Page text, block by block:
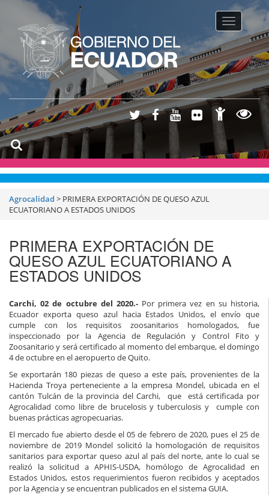
Toggle
Agrocalidad > PRIMERA EXPORTACIÓN DE QUESO AZUL
ECUATORIANO A ESTADOS UNIDOS
PRIMERA EXPORTACIÓN DE
QUESO AZUL ECUATORIANO A
ESTADOS UNIDOS
Carchi, 02 de octubre del 2020.-Por primera vez en su historia,
Ecuador exporta queso azul hacia Estados Unidos, el envío que
cumple con los requisitos zoosanitarios homologados, fue
inspeccionado por la Agencia de Regulación y Control Fito y
Zoosanitario y será certificado al momento del embarque, el domingo
4 de octubre en el aeropuerto de Quito.
Se exportarán 180 piezas de queso a este país, provenientes de la
Hacienda Troya perteneciente a la empresa Mondel, ubicada en el
cantón Tulcán de la provincia del Carchi, que está certificada por
Agrocalidad como libre de brucelosis y tuberculosis y cumple con
buenas prácticas agropecuarias.
El mercado fue abierto desde el 05 de febrero de 2020, pues el 25 de
noviembre de 2019 Mondel solicitó la homologación de requisitos
sanitarios para exportar queso azul al país del norte, ante lo cual se
realizó la solicitud a APHIS-USDA, homólogo de Agrocalidad en
Estados Unidos, estos requerimientos fueron recibidos y aceptados
por la Agencia y se encuentran publicados en el sistema GUIA.